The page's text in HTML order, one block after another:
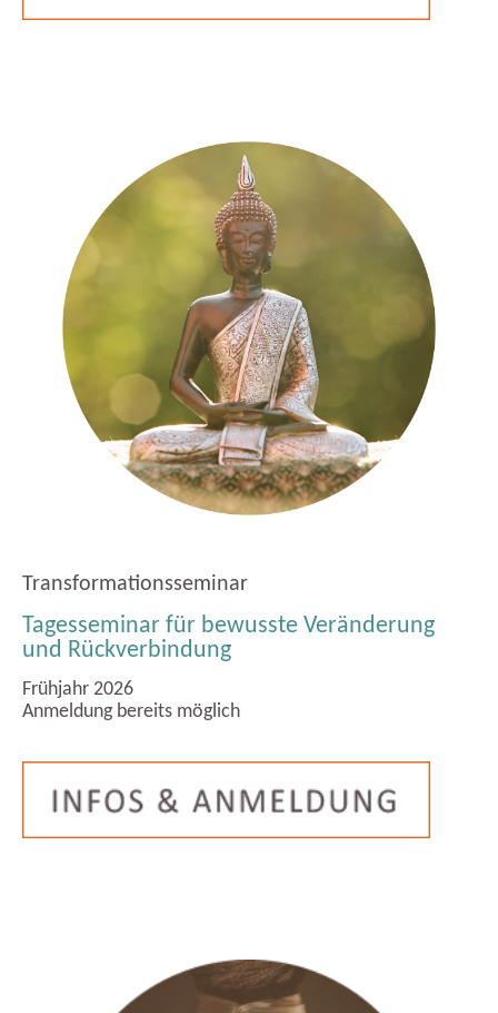
Transformationsseminar
Tagesseminar für bewusste Veränderung
und Rückverbindung
Frühjahr 2026
Anmeldung bereits möglich